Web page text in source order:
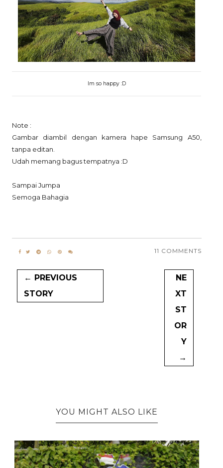
Im so happy :D
Note :
Gambar diambil dengan kamera hape Samsung A50,
tanpa editan.
Udah memang bagus tempatnya :D
Sampai Jumpa
Semoga Bahagia
11 COMMENTS
← PREVIOUS
STORY
NE
XT
ST
OR
Y
→
YOU MIGHT ALSO LIKE